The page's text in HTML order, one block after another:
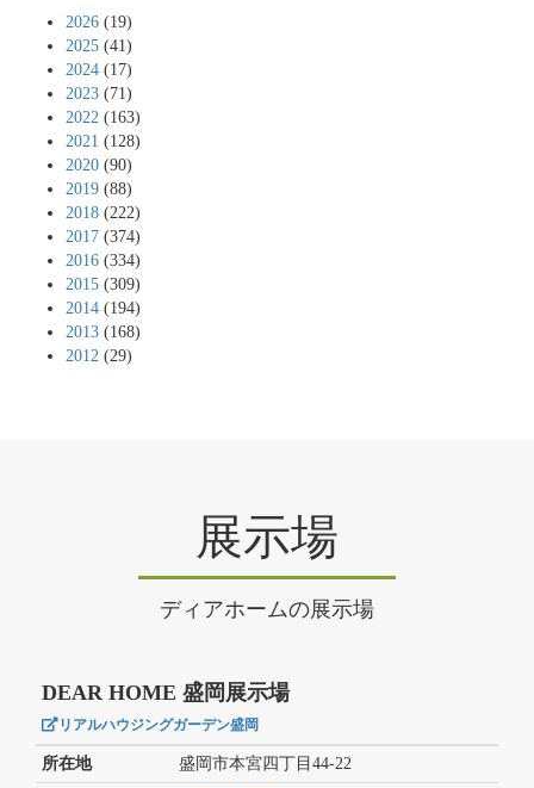
2026 (19)
2025 (41)
2024 (17)
2023 (71)
2022 (163)
2021 (128)
2020 (90)
2019 (88)
2018 (222)
2017 (374)
2016 (334)
2015 (309)
2014 (194)
2013 (168)
2012 (29)
展示場
ディアホームの展示場
DEAR HOME 盛岡展示場
リアルハウジングガーデン盛岡
所在地 盛岡市本宮四丁目44-22